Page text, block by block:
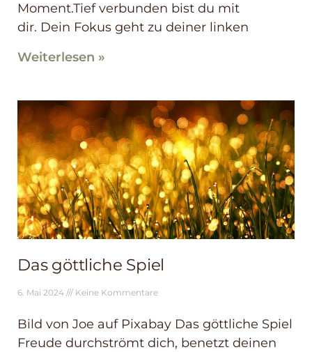
Moment.Tief verbunden bist du mit
dir. Dein Fokus geht zu deiner linken
Weiterlesen »
Das göttliche Spiel
6. Mai 2024 Keine Kommentare
Bild von Joe auf Pixabay Das göttliche Spiel
Freude durchströmt dich, benetzt deinen